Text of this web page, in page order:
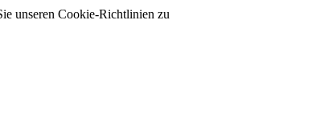
unseren Cookie-Richtlinien zu